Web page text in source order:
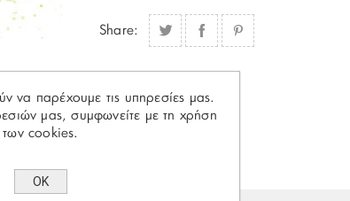
Share:
να παρέχουμε τις υπηρεσίες μας.
μας, συμφωνείτε με τη χρήση
των cookies.
ΟΚ